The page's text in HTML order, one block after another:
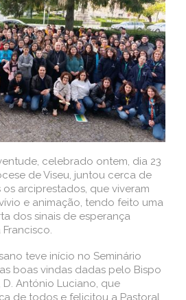
celebrado ontem, dia 23
de Viseu, juntou cerca de
arciprestados, que viveram
e animação, tendo feito uma
dos sinais de esperança
teve início no Seminário
boas vindas dadas pelo Bispo
D. António Luciano, que
de todos e felicitou a Pastoral